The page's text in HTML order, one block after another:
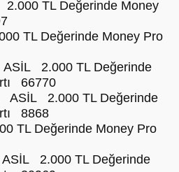
TL Değerinde Money
TL Değerinde Money Pro
2.000 TL Değerinde
66770
ASİL 2.000 TL Değerinde
8868
TL Değerinde Money Pro
2.000 TL Değerinde